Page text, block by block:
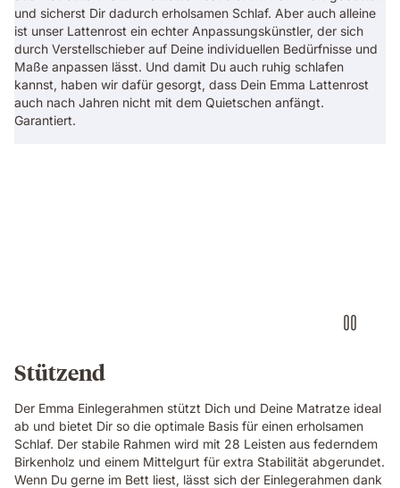
und sicherst Dir dadurch erholsamen Schlaf. Aber auch alleine
ist unser Lattenrost ein echter Anpassungskünstler, der sich
durch Verstellschieber auf Deine individuellen Bedürfnisse und
Maße anpassen lässt. Und damit Du auch ruhig schlafen
kannst, haben wir dafür gesorgt, dass Dein Emma Lattenrost
auch nach Jahren nicht mit dem Quietschen anfängt.
Garantiert.
Stützend
Der Emma Einlegerahmen stützt Dich und Deine Matratze ideal
ab und bietet Dir so die optimale Basis für einen erholsamen
Schlaf. Der stabile Rahmen wird mit 28 Leisten aus federndem
Birkenholz und einem Mittelgurt für extra Stabilität abgerundet.
Wenn Du gerne im Bett liest, lässt sich der Einlegerahmen dank